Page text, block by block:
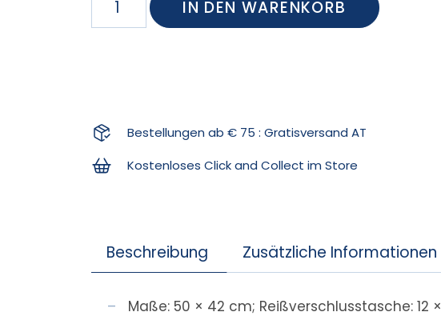
IN DEN WARENKORB
Bestellungen ab € 75 : Gratisversand AT
Kostenloses Click and Collect im Store
Beschreibung Zusätzliche Informationen
Maße: 50 × 42 cm; Reißverschlusstasche: 12